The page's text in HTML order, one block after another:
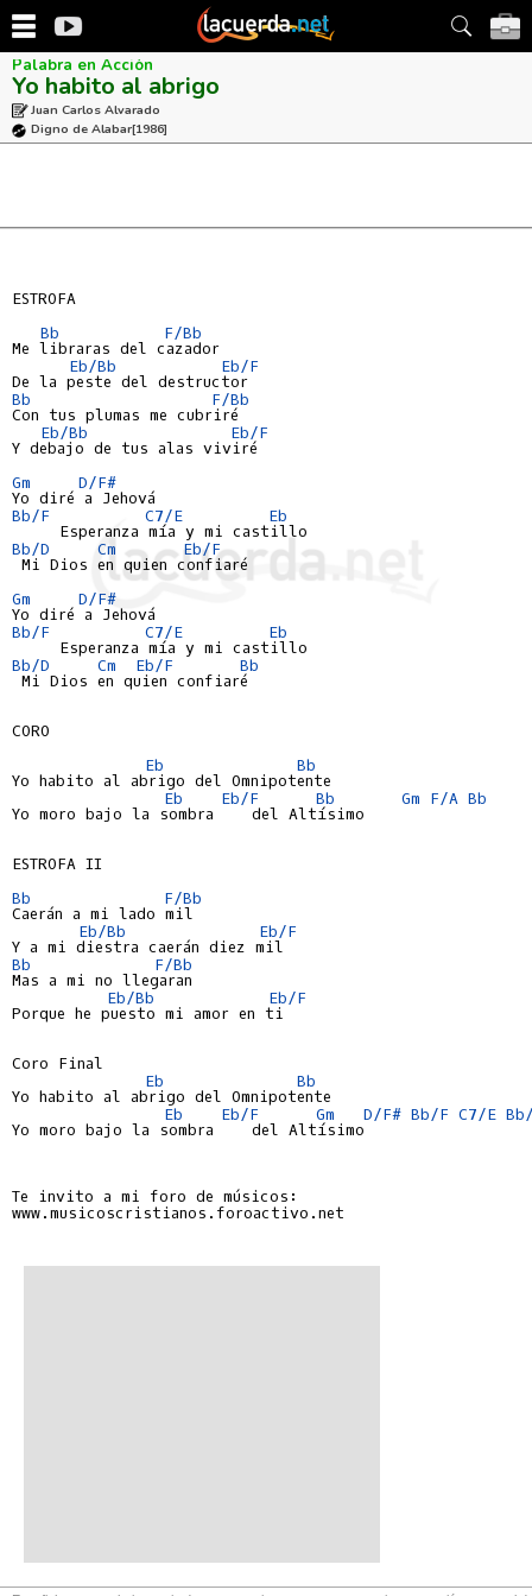
Palabra en Acción
Yo habito al abrigo
Juan Carlos Alvarado
Digno de Alabar[1986]
ESTROFA
Bb
F/Bb
Me libraras del cazador
Eb/Bb
Eb/F
Bb
F/Bb
Con tus plumas me cubriré
Eb/Bb
Eb/F
Y debajo de tus alas viviré
Gm
D/F#
Bb/F
C7/E
Eb
Bb/D
Cm
Eb/F
Mi Dios en quien confiaré
Gm
D/F#
Bb/F
C7/E
Eb
Bb/D
Cm Eb/F
Bb
Mi Dios en quien confiaré
CORO
Eb
Bb
Yo habito al abrigo del Omnipotente
Eb
Eb/F Bb Gm F/A Bb
Yo moro bajo la sombra    del Altísimo
ESTROFA II
Bb
F/Bb
Caerán a mi lado mil
Eb/Bb
Eb/F
Bb
F/Bb
Mas a mi no llegaran
Eb/Bb
Eb/F
Porque he puesto mi amor en ti
Coro Final
Eb
Bb
Yo habito al abrigo del Omnipotente
Eb
Eb/F Gm D/F# Bb/F C7/E
Yo moro bajo la sombra    del Altísimo
Te invito a mi foro de músicos:
www.musicoscristianos.foroactivo.net